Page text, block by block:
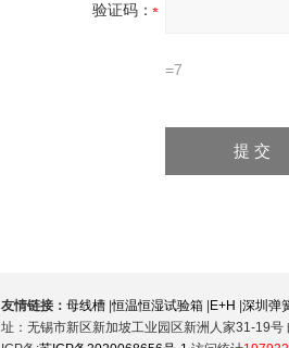
验证码：
=7
友情链接： 母线槽 |恒温恒湿试验箱 E+H 深圳弹
址：无锡市新区新加坡工业园区新洲人家31-19号